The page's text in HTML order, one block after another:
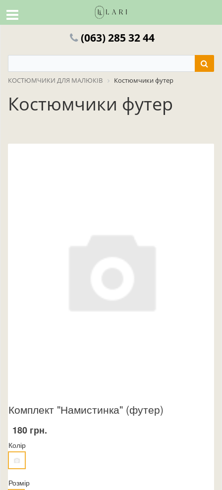
(063) 285 32 44
КОСТЮМЧИКИ ДЛЯ МАЛЮКІВ Костюмчики футер
Костюмчики футер
Комплект "Намистинка" (футер)
180 грн.
Колір
Розмір